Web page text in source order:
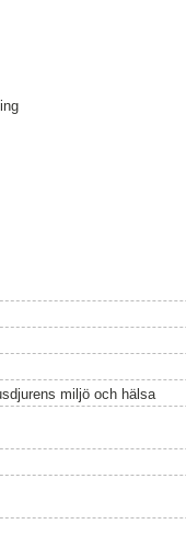
miljö och hälsa